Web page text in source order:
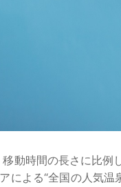
動時間の長さに比例
よる“全国の人気温